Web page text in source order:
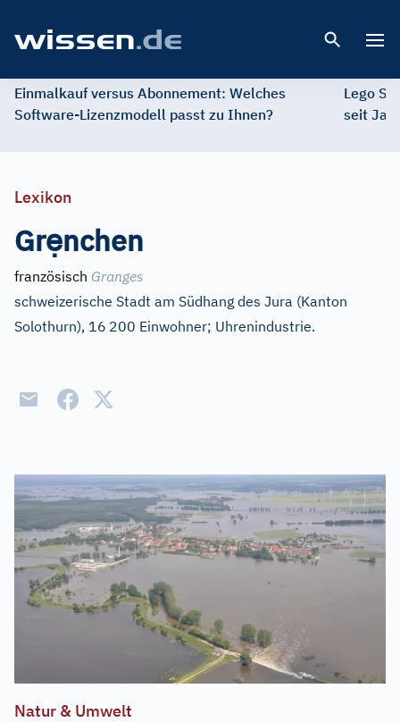
Einmalkauf versus Abonnement: Welches
Software-Lizenzmodell passt zu Ihnen?
Lego
seit
Lexikon
Grẹnchen
französisch Granges
schweizerische Stadt am Südhang des Jura (Kanton
Solothurn), 16 200 Einwohner; Uhrenindustrie.
Natur & Umwelt